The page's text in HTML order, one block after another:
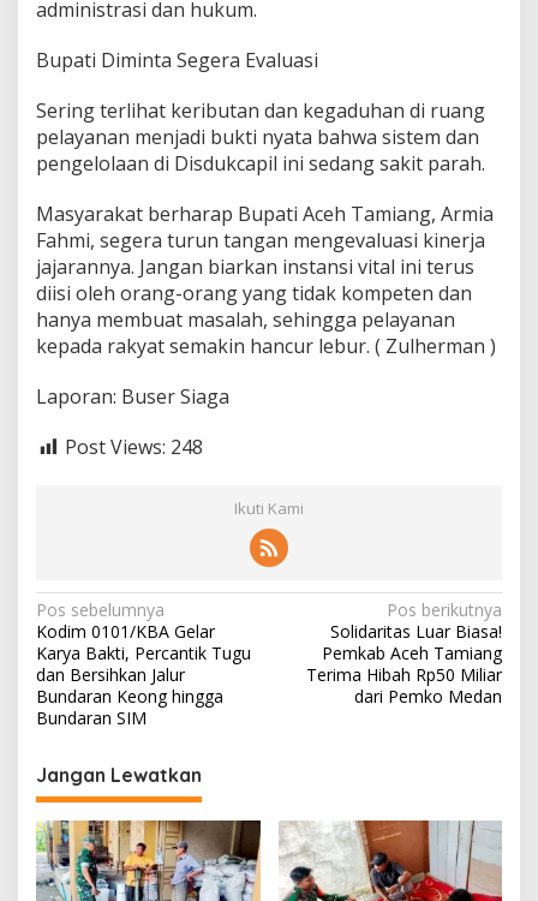
administrasi dan hukum.
Bupati Diminta Segera Evaluasi
Sering terlihat keributan dan kegaduhan di ruang
pelayanan menjadi bukti nyata bahwa sistem dan
pengelolaan di Disdukcapil ini sedang sakit parah.
Masyarakat berharap Bupati Aceh Tamiang, Armia
Fahmi, segera turun tangan mengevaluasi kinerja
jajarannya. Jangan biarkan instansi vital ini terus
diisi oleh orang-orang yang tidak kompeten dan
hanya membuat masalah, sehingga pelayanan
kepada rakyat semakin hancur lebur. ( Zulherman )
Laporan: Buser Siaga
Post Views: 248
Ikuti Kami
N
a
v
i
a
s
i
p
Pos sebelumnya
Kodim 0101/KBA Gelar
Karya Bakti, Percantik Tugu
dan Bersihkan Jalur
Bundaran Keong hingga
Bundaran SIM
Pos berikutnya
Solidaritas Luar Biasa!
Pemkab Aceh Tamiang
Terima Hibah Rp50 Miliar
dari Pemko Medan
Jangan Lewatkan